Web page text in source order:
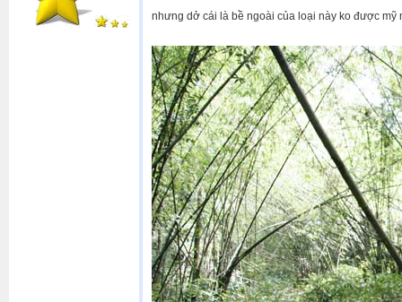
nhưng dở cái là bề ngoài của loại này ko được mỹ